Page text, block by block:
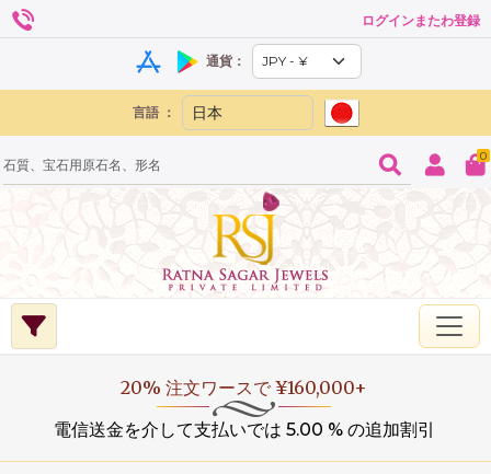
ログインまたわ登録
通貨：
言語 ：
0
20% 注文ワースで ¥160,000+
電信送金を介して支払いでは 5.00 % の追加割引